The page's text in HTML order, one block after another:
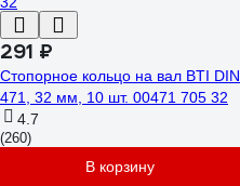
291 ₽
Стопорное кольцо на вал BTI DIN
471, 32 мм, 10 шт. 00471 705 32
4.7
(260)
В корзину